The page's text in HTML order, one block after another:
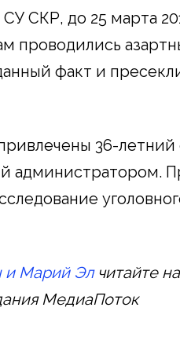
СКР, до 25 марта
проводились
факт и
36-летний
администратором.
и Марий Элчитайте
МедиаПоток